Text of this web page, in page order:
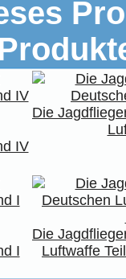
IV
Die
I
Die
Luftwaffe